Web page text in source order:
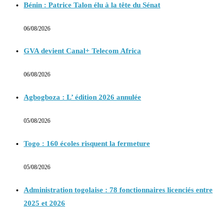
Bénin : Patrice Talon élu à la tête du Sénat
06/08/2026
GVA devient Canal+ Telecom Africa
06/08/2026
Agbogboza : L’ édition 2026 annulée
05/08/2026
Togo : 160 écoles risquent la fermeture
05/08/2026
Administration togolaise : 78 fonctionnaires licenciés entre
2025 et 2026